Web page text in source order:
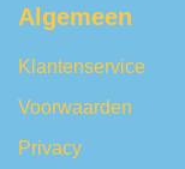
Algemeen
Klantenservice
Voorwaarden
Privacy